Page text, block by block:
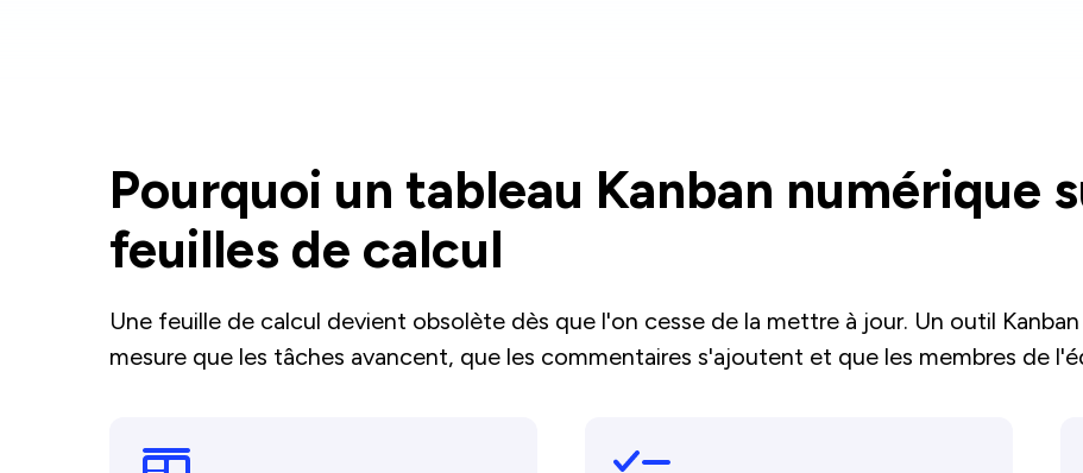
Pourquoi un tableau Kanban numérique
feuilles de calcul
Une feuille de calcul devient obsolète dès que l'on cesse de la mettre à jour. Un outil
mesure que les tâches avancent, que les commentaires s'ajoutent et que les membres de